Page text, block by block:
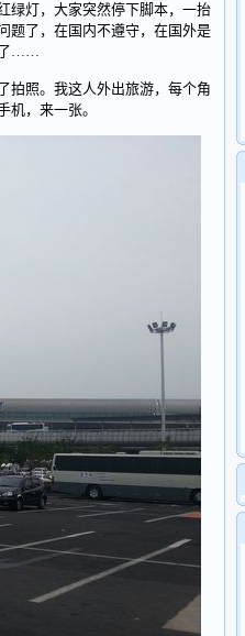
灯，大家突然停下脚本，一抬
题了，在国内不遵守，在国外是
了……
照。我这人外出旅游，每个角
，来一张。